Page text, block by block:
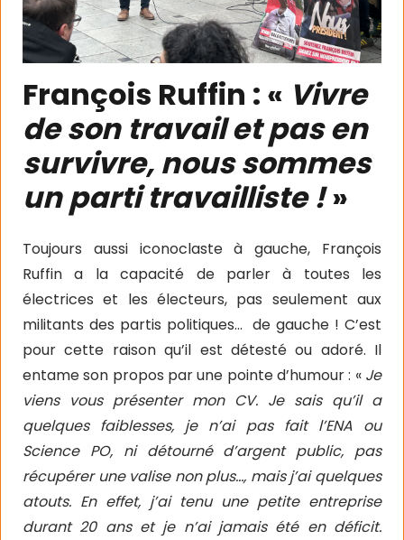
François Ruffin : « Vivre
de son travail et pas en
survivre, nous sommes
un parti travailliste !»
Toujours aussi iconoclaste à gauche, François
Ruffin a la capacité de parler à toutes les
électrices et les électeurs, pas seulement aux
militants des partis politiques… de gauche ! C’est
pour cette raison qu’il est détesté ou adoré. Il
entame son propos par une pointe d’humour : « Je
viens vous présenter mon CV. Je sais qu’il a
quelques faiblesses, je n’ai pas fait l’ENA ou
Science PO, ni détourné d’argent public, pas
récupérer une valise non plus…, mais j’ai quelques
atouts. En effet, j’ai tenu une petite entreprise
durant 20 ans et je n’ai jamais été en déficit.